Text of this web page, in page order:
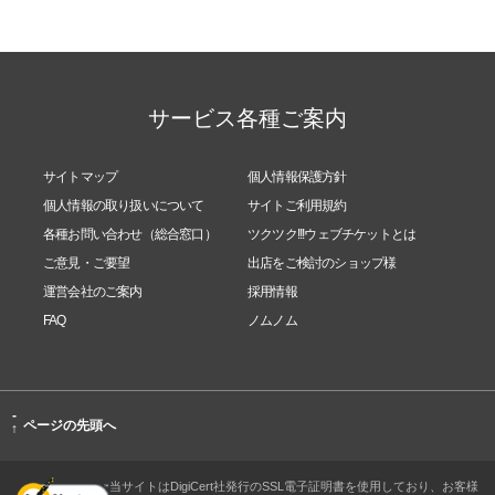
サービス各種ご案内
サイトマップ
個人情報保護方針
個人情報の取り扱いについて
サイトご利用規約
各種お問い合わせ（総合窓口）
ツクツク!!!ウェブチケットとは
ご意見・ご要望
出店をご検討のショップ様
運営会社のご案内
採用情報
FAQ
ノムノム
-
↑ ページの先頭へ
当サイトはDigiCert社発行のSSL電子証明書を使用しており、お客様